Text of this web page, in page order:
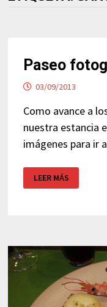
Paseo
03/09/2013
Como avance a
nuestra estancia
imágenes para ir
FOTOGRÁFICO
POR
LEER MÁS